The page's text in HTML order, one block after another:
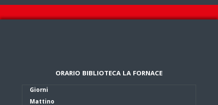
ORARIO BIBLIOTECA LA FORNACE
Giorni
Mattino